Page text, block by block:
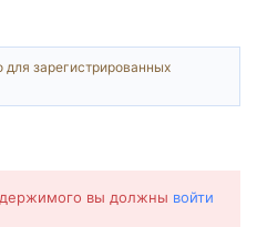
зарегистрированных
вы должны войти